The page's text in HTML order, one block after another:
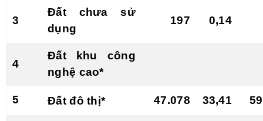
3
Đất chưa sử
dụng
197 0,14
4
Đất khu công
nghệ cao*
5 Đất đô thị* 47.078 33,41